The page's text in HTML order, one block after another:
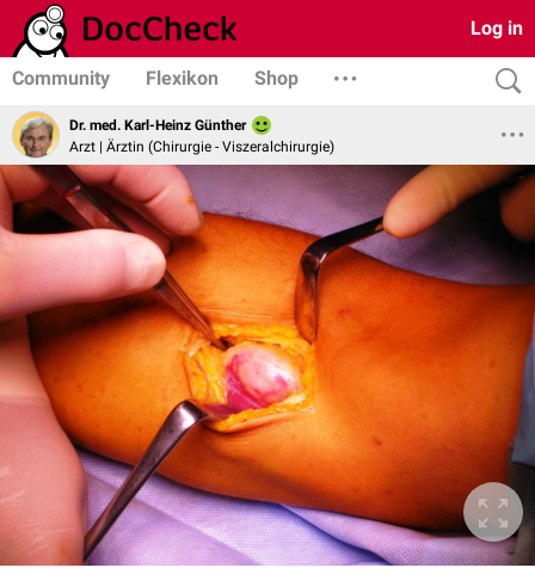
Log in
Community Flexikon Shop
Dr. med. Karl-Heinz Günther
Arzt | Ärztin (Chirurgie - Viszeralchirurgie)